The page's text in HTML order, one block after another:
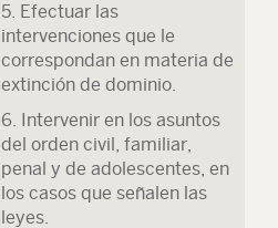
5. Efectuar las
intervenciones que le
correspondan en materia de
extinción de dominio.
6. Intervenir en los asuntos
del orden civil, familiar,
penal y de adolescentes, en
los casos que señalen las
leyes.